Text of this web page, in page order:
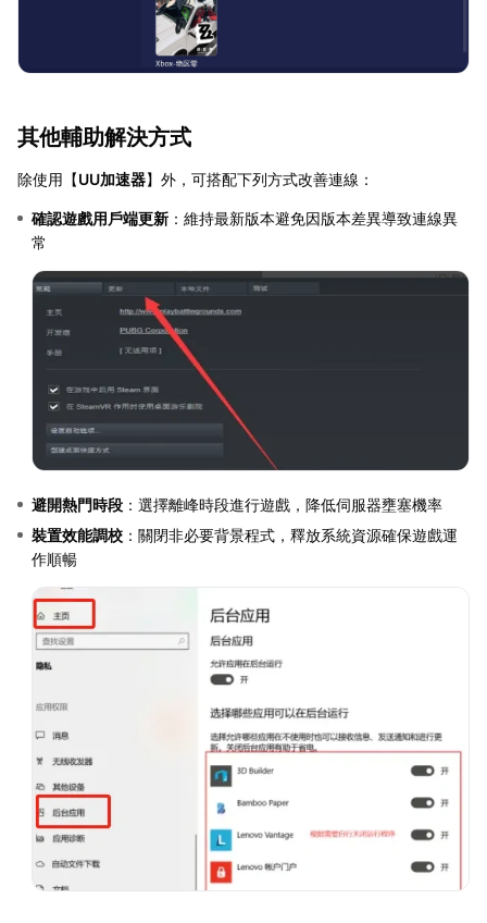
其他輔助解決方式
除使用【UU加速器】外，可搭配下列方式改善連線：
確認遊戲用戶端更新 ：維持最新版本避免因版本差異導致連線異
常
避開熱門時段 ：選擇離峰時段進行遊戲，降低伺服器壅塞機率
裝置效能調校 ：關閉非必要背景程式，釋放系統資源確保遊戲運
作順暢